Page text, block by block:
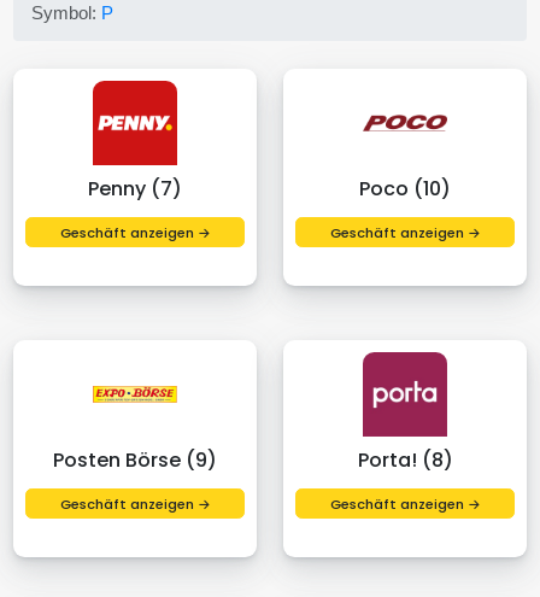
Symbol: P
Penny (7)
Geschäft anzeigen →
Poco (10)
Geschäft anzeigen →
Posten Börse (9)
Geschäft anzeigen →
Porta! (8)
Geschäft anzeigen →